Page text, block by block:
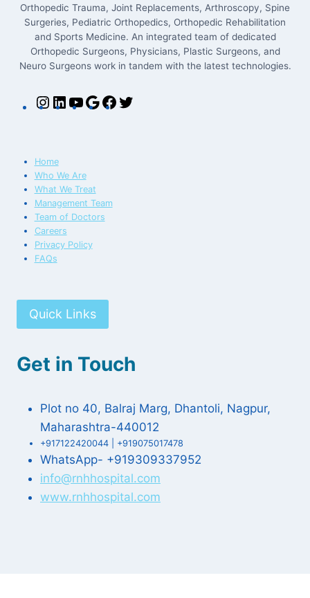
Orthopedic Trauma, Joint Replacements, Arthroscopy, Spine
Surgeries, Pediatric Orthopedics, Orthopedic Rehabilitation
and Sports Medicine. An integrated team of dedicated
Orthopedic Surgeons, Physicians, Plastic Surgeons, and
Neuro Surgeons work in tandem with the latest technologies.
Home
Who We Are
What We Treat
Management Team
Team of Doctors
Careers
Privacy Policy
FAQs
Quick Links
Get in Touch
Plot no 40, Balraj Marg, Dhantoli, Nagpur,
Maharashtra-440012
+917122420044 | +919075017478
WhatsApp- +919309337952
info@rnhhospital.com
www.rnhhospital.com